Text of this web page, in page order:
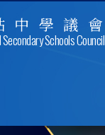
中學議會
Schools Council